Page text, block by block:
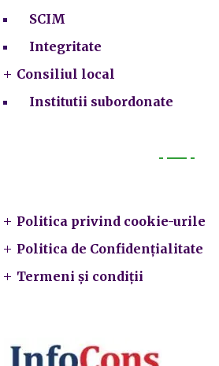
SCIM
Integritate
Consiliul local
Institutii subordonate
Politica privind cookie-urile
Politica de Confidențialitate
Termeni și condiții